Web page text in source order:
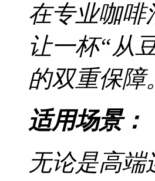
在专业咖啡
让一杯“从
的双重保障
适用场景：
无论是高